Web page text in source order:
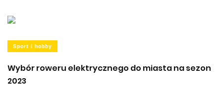
Sport i hobby
Wybór roweru elektrycznego do miasta na sezon
2023